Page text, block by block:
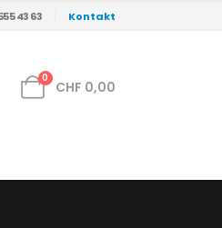
43 63 Kontakt
0
CHF 0,00